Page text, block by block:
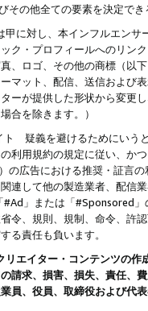
その他全ての要素を決定で
に対し、本インフルエンサ
ク・プロフィールへのリン
、ロゴ、その他の商標（以
マット、配信、送信および
ーが提供した形状から変更
合を除きます。）
ト 疑義を避けるためにいう
利用規約の規定に従い、か
の広告における推奨・証言
連して他の製造業者、配信
」または「#Sponsored
令、規則、規制、命令、許
る責任も負います。
リエイター・コンテンツの
請求、損害、損失、責任、
員、役員、取締役および代